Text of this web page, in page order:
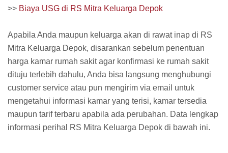
>> Biaya USG di RS Mitra Keluarga Depok
Apabila Anda maupun keluarga akan di rawat inap di RS
Mitra Keluarga Depok, disarankan sebelum penentuan
harga kamar rumah sakit agar konfirmasi ke rumah sakit
dituju terlebih dahulu, Anda bisa langsung menghubungi
customer service atau pun mengirim via email untuk
mengetahui informasi kamar yang terisi, kamar tersedia
maupun tarif terbaru apabila ada perubahan. Data lengkap
informasi perihal RS Mitra Keluarga Depok di bawah ini.